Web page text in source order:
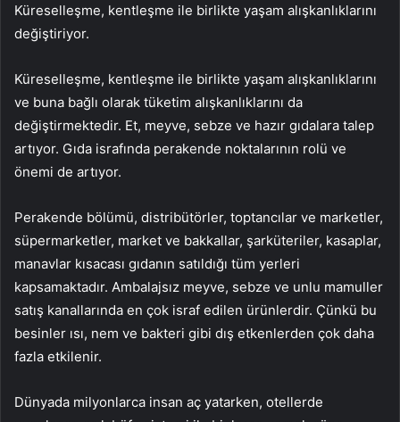
Küreselleşme, kentleşme ile birlikte yaşam alışkanlıklarını
değiştiriyor.
Küreselleşme, kentleşme ile birlikte yaşam alışkanlıklarını
ve buna bağlı olarak tüketim alışkanlıklarını da
değiştirmektedir. Et, meyve, sebze ve hazır gıdalara talep
artıyor. Gıda israfında perakende noktalarının rolü ve
önemi de artıyor.
Perakende bölümü, distribütörler, toptancılar ve marketler,
süpermarketler, market ve bakkallar, şarküteriler, kasaplar,
manavlar kısacası gıdanın satıldığı tüm yerleri
kapsamaktadır. Ambalajsız meyve, sebze ve unlu mamuller
satış kanallarında en çok israf edilen ürünlerdir. Çünkü bu
besinler ısı, nem ve bakteri gibi dış etkenlerden çok daha
fazla etkilenir.
Dünyada milyonlarca insan aç yatarken, otellerde